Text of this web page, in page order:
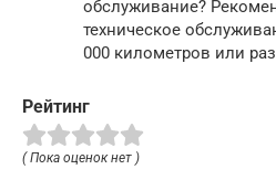
обслуживание?
техническое
000 километров или
Рейтинг
( Пока оценок нет )